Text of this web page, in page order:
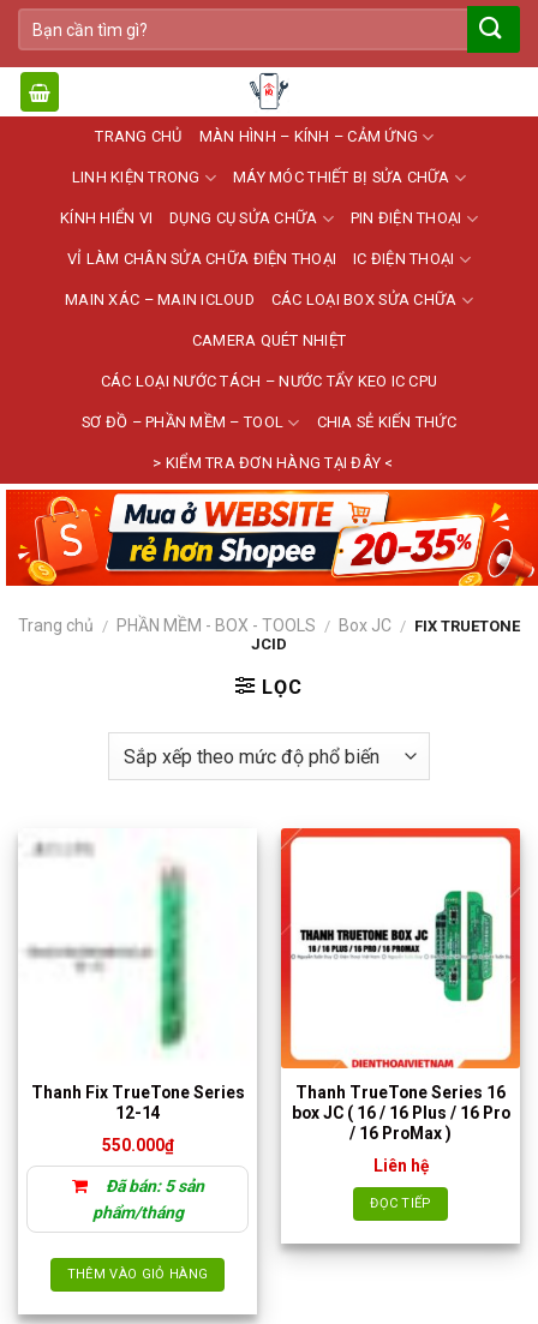
Bỏ
qua
nội
dung
Tìm
kiếm:
TRANG CHỦ MÀN HÌNH – KÍNH – CẢM ỨNG
LINH KIỆN TRONG MÁY MÓC THIẾT BỊ SỬA CHỮA
KÍNH HIỂN VI DỤNG CỤ SỬA CHỮA PIN ĐIỆN THOẠI
VỈ LÀM CHÂN SỬA CHỮA ĐIỆN THOẠI IC ĐIỆN THOẠI
MAIN XÁC – MAIN ICLOUD CÁC LOẠI BOX SỬA CHỮA
CAMERA QUÉT NHIỆT
CÁC LOẠI NƯỚC TÁCH – NƯỚC TẨY KEO IC CPU
SƠ ĐỒ – PHẦN MỀM – TOOL CHIA SẺ KIẾN THỨC
> KIỂM TRA ĐƠN HÀNG TẠI ĐÂY <
Trang chủ / PHẦN MỀM - BOX - TOOLS / Box JC / FIX TRUETONE
JCID
LỌC
Thanh Fix TrueTone Series
12-14
550.000₫
Đã bán: 5 sản
phẩm/tháng
THÊM VÀO GIỎ HÀNG
Thanh TrueTone Series 16
box JC ( 16 / 16 Plus / 16 Pro
/ 16 ProMax )
Liên hệ
ĐỌC TIẾP